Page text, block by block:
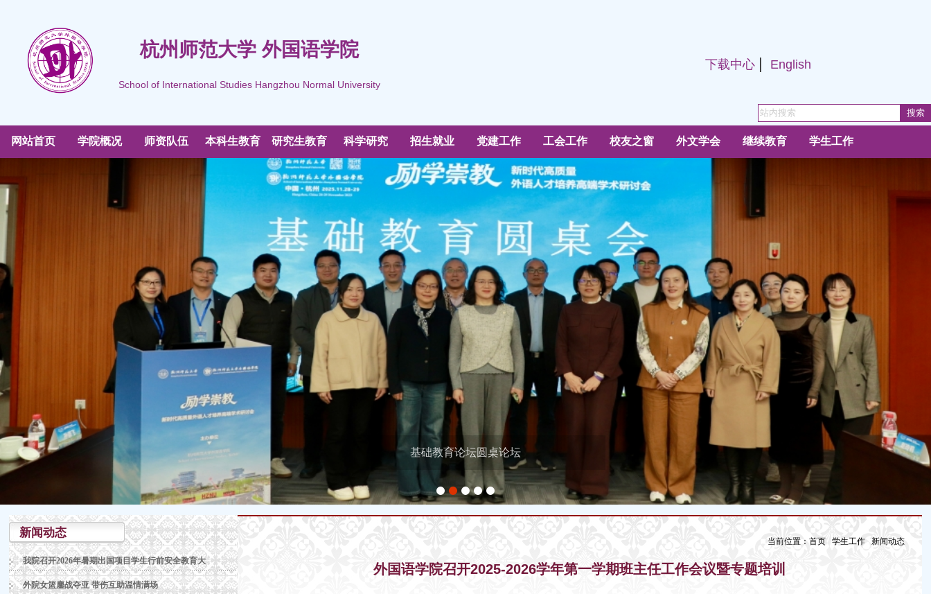
杭州师范大学 外国语学院
School of International Studies Hangzhou Normal University
下载中心 | English
网站首页 学院概况 师资队伍 本科生教育 研究生教育 科学研究 招生就业 党建工作 工会工作 校友之窗 外文学会 继续教育 学生工作
1 2 3 4 5
基础教育论坛圆桌论坛
新闻动态
我院召开2026年暑期出国项目学生行前安全教育大
外院女篮鏖战夺亚 带伤互助温情满场
当前位置： 首页 学生工作 新闻动态
外国语学院召开2025-2026学年第一学期班主任工作会议暨专题培训